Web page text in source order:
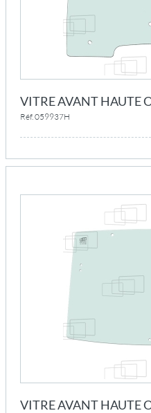
VITRE AVANT HAUTE
Réf. 059937H
VITRE AVANT HAUTE